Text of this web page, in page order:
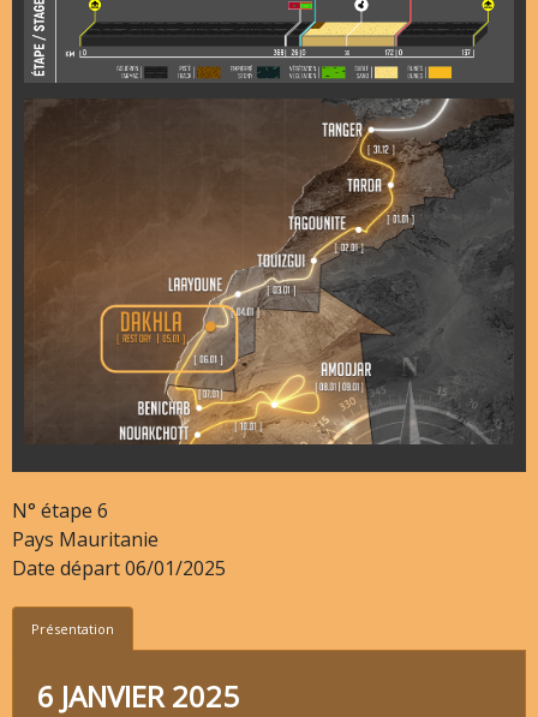
N° étape 6
Pays Mauritanie
Date départ06/01/2025
Présentation
6 JANVIER 2025